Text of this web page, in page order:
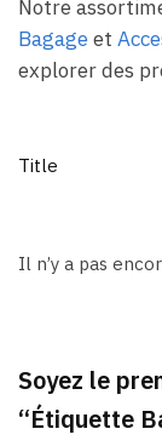
Notre
Bagageet
explorer des
Title
Il n’y a pas
Soyez le
“Étiquette